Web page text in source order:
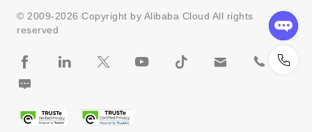
© 2009-2026 Copyright by Alibaba Cloud All rights
reserved